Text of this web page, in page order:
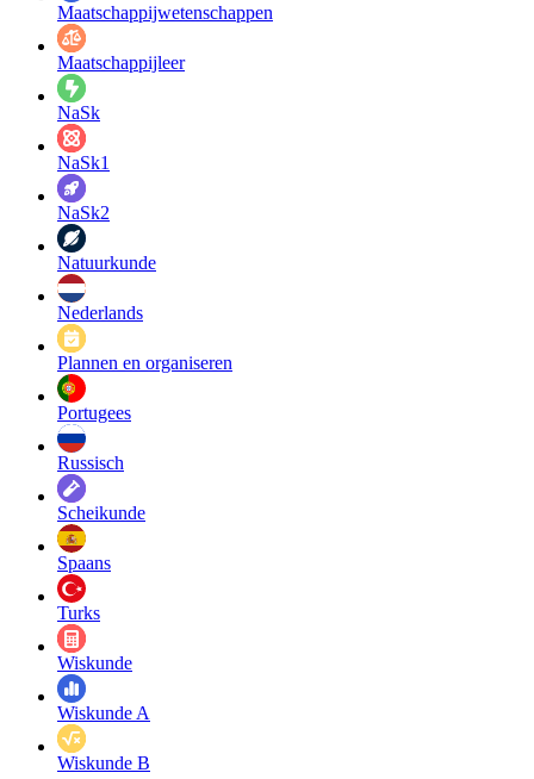
Maatschappij­wetenschappen
Maatschappijleer
NaSk
NaSk1
NaSk2
Natuurkunde
Nederlands
Plannen en organiseren
Portugees
Russisch
Scheikunde
Spaans
Turks
Wiskunde
Wiskunde A
Wiskunde B